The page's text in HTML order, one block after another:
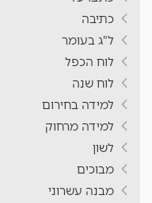
כתיבה
ל"ג בעומר
לוח הכפל
לוח שנה
למידה בחירום
למידה מרחוק
לשון
מבוכים
מבנה עשרוני